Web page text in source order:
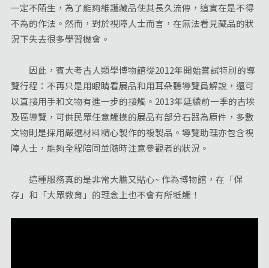
一定不陌生，為了能夠維護藏品使其長久流傳，這實在是不得
不為的作法。然而，對於視障人士而言，在無法看見藏品的狀
況下失去很多學習機會。
因此，賓大考古人類學博物館從2012年開始嘗試特別的導
覽行程：不再只是用眼睛看展品和用耳朵聽導覽員解說，還可
以直接用手和文物有進一步的接觸。2013年延續前一季的古埃
及區導覽，可供民眾任意觸摸的展品有部分石器為原件，多數
文物則是採用嚴選材料精心製作的複製品。導覽助理亦包含視
障人士，能夠全程陪同並隨時注意參觀者的狀況。
這種服務真的是非常大膽又貼心~ 作為博物館，在「保
存」和「大眾教育」的理念上也不會有所牴觸！